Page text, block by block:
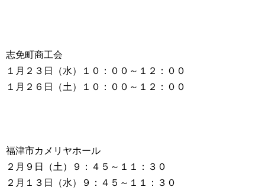
志免町商工会
１月２３日（水）１０：００～１２：００
１月２６日（土）１０：００～１２：００
福津市カメリヤホール
２月９日（土）９：４５～１１：３０
２月１３日（水）９：４５～１１：３０